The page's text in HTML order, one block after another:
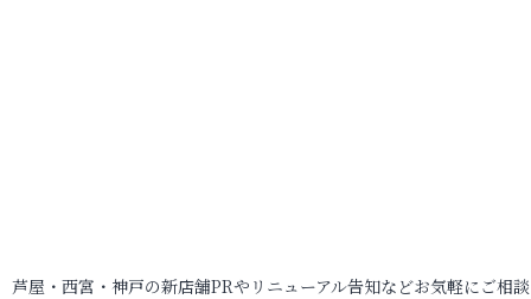
芦屋・西宮・神戸の新店舗PRやリニューアル告知などお気軽にご相